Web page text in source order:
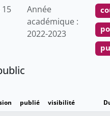
Année
académique :
2022-2023
publié visibilité